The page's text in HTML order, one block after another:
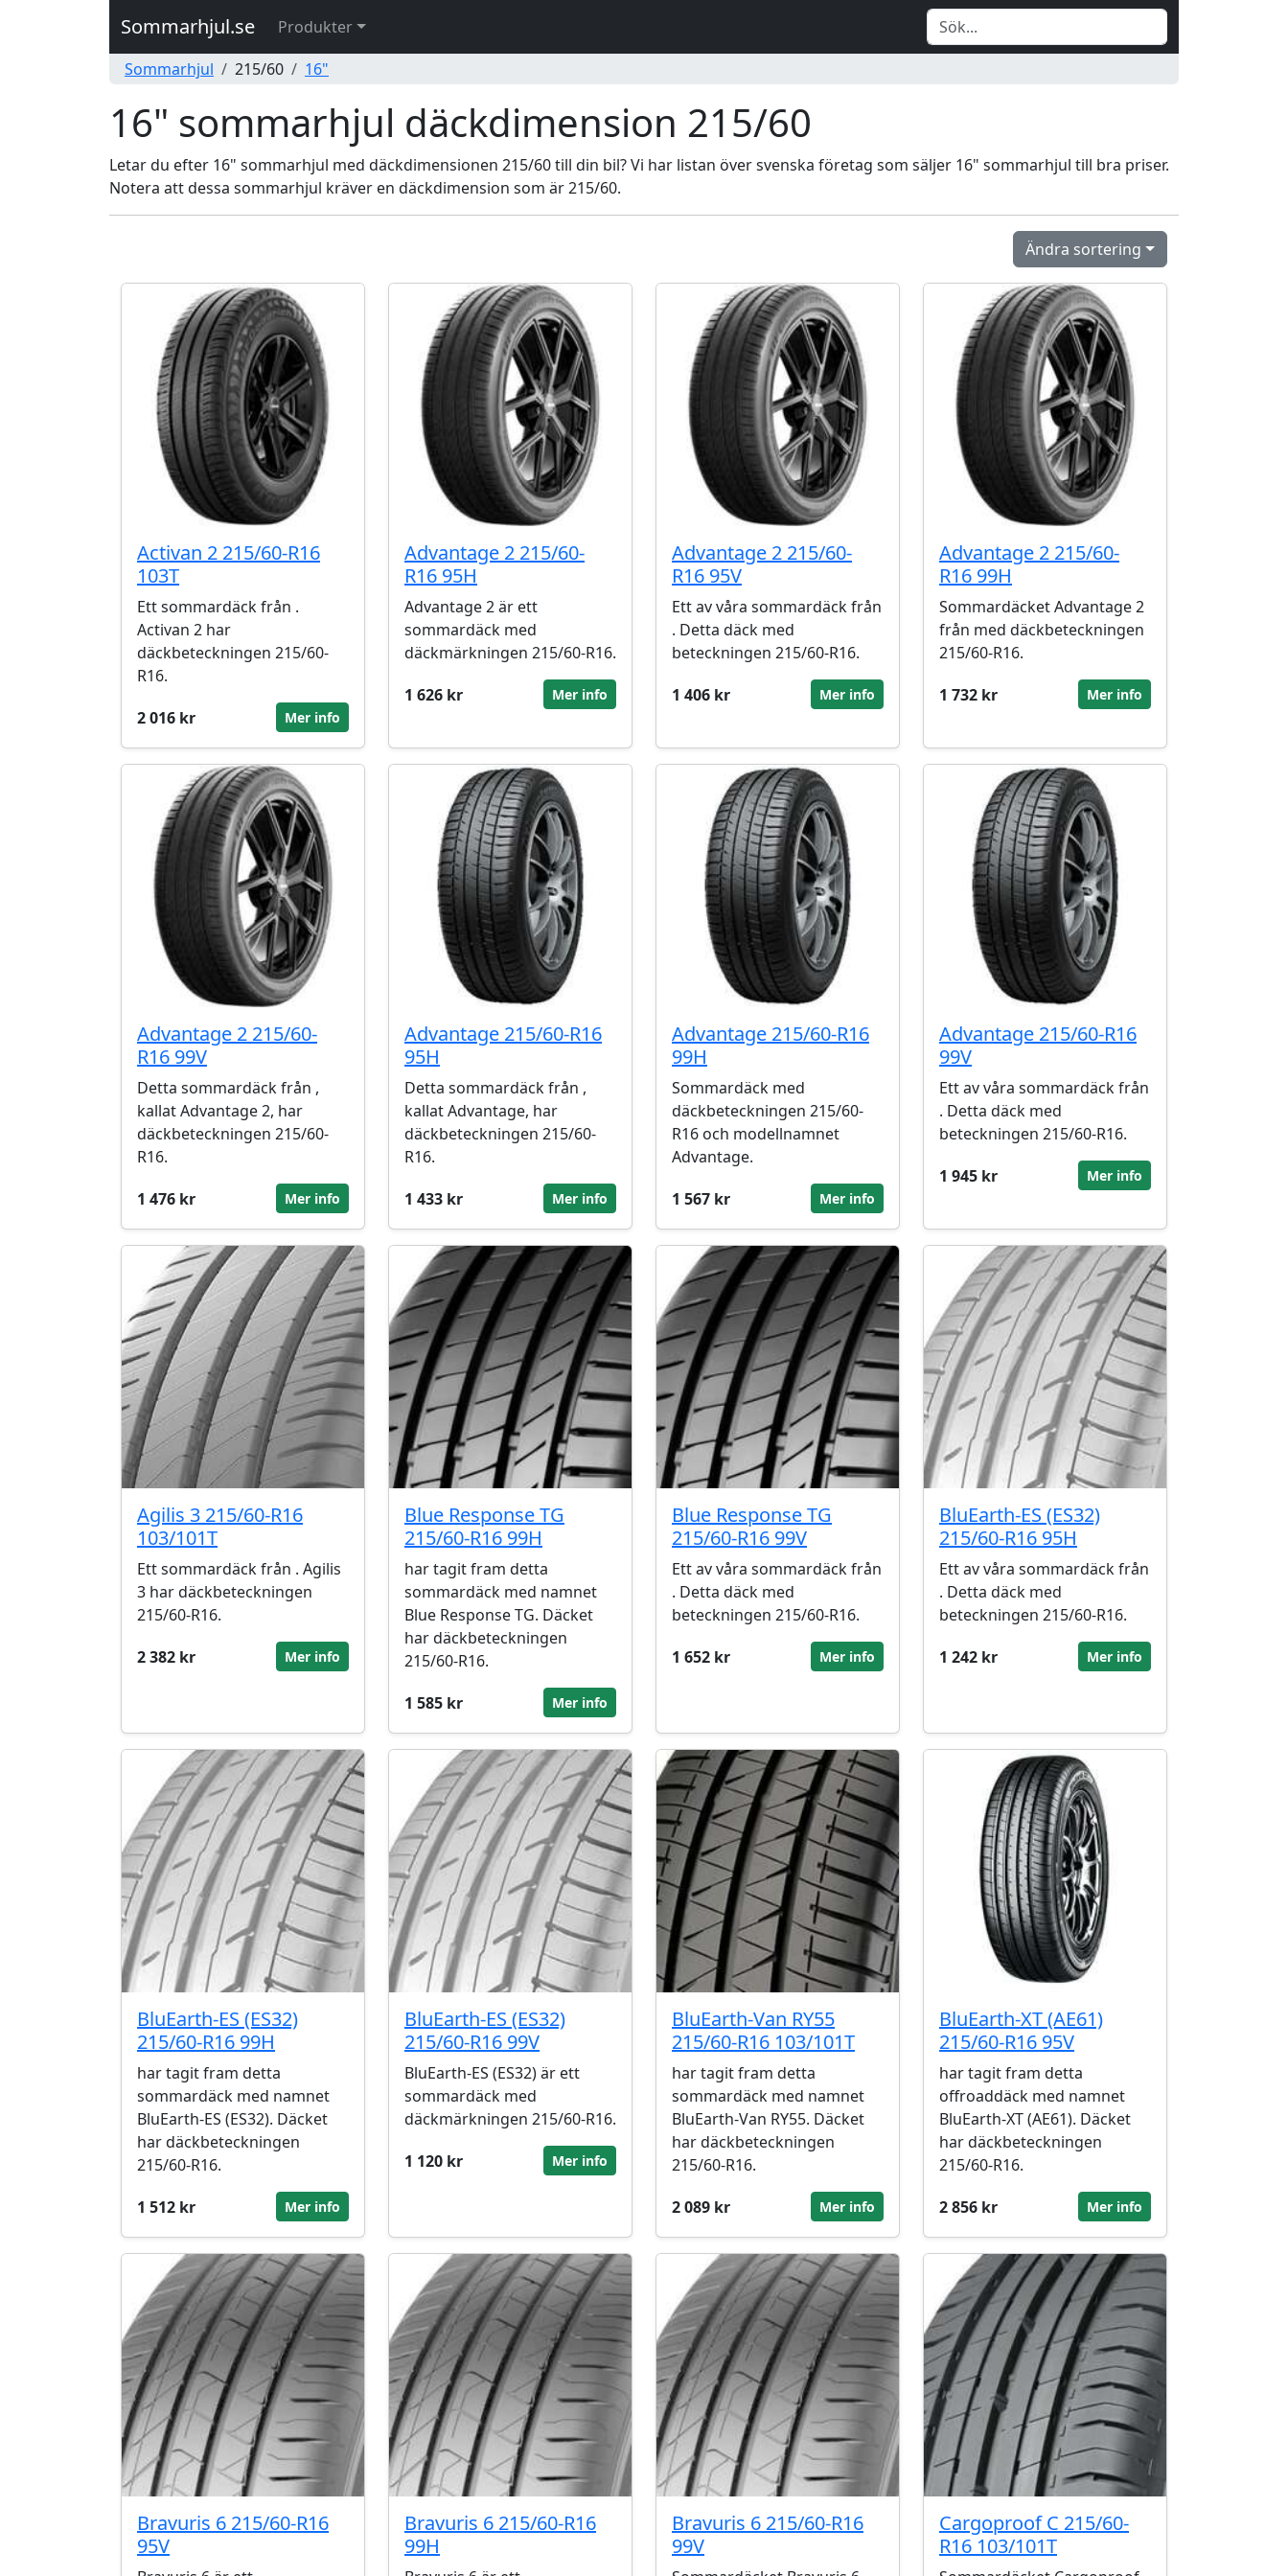
Sommarhjul.se
Produkter
Sommarhjul
215/60 16"
16" sommarhjul däckdimension 215/60
Letar du efter 16" sommarhjul med däckdimensionen 215/60 till din bil? Vi har listan över svenska företag som säljer 16" sommarhjul till bra priser.
Notera att dessa sommarhjul kräver en däckdimension som är 215/60.
Ändra sortering
Activan 2 215/60-R16
103T
Ett sommardäck från .
Activan 2 har
däckbeteckningen 215/60-
R16.
2 016 kr
Mer info
Advantage 2 215/60-
R16 95H
Advantage 2 är ett
sommardäck med
däckmärkningen 215/60-R16.
1 626 kr
Mer info
Advantage 2 215/60-
R16 95V
Ett av våra sommardäck från
. Detta däck med
beteckningen 215/60-R16.
1 406 kr
Mer info
Advantage 2 215/60-
R16 99H
Sommardäcket Advantage 2
från med däckbeteckningen
215/60-R16.
1 732 kr
Mer info
Advantage 2 215/60-
R16 99V
Detta sommardäck från ,
kallat Advantage 2, har
däckbeteckningen 215/60-
R16.
1 476 kr
Mer info
Advantage 215/60-R16
95H
Detta sommardäck från ,
kallat Advantage, har
däckbeteckningen 215/60-
R16.
1 433 kr
Mer info
Advantage 215/60-R16
99H
Sommardäck med
däckbeteckningen 215/60-
R16 och modellnamnet
Advantage.
1 567 kr
Mer info
Advantage 215/60-R16
99V
Ett av våra sommardäck från
. Detta däck med
beteckningen 215/60-R16.
1 945 kr
Mer info
Agilis 3 215/60-R16
103/101T
Ett sommardäck från . Agilis
3 har däckbeteckningen
215/60-R16.
2 382 kr
Mer info
Blue Response TG
215/60-R16 99H
har tagit fram detta
sommardäck med namnet
Blue Response TG. Däcket
har däckbeteckningen
215/60-R16.
1 585 kr
Mer info
Blue Response TG
215/60-R16 99V
Ett av våra sommardäck från
. Detta däck med
beteckningen 215/60-R16.
1 652 kr
Mer info
BluEarth-ES (ES32)
215/60-R16 95H
Ett av våra sommardäck från
. Detta däck med
beteckningen 215/60-R16.
1 242 kr
Mer info
BluEarth-ES (ES32)
215/60-R16 99H
har tagit fram detta
sommardäck med namnet
BluEarth-ES (ES32). Däcket
har däckbeteckningen
215/60-R16.
1 512 kr
Mer info
BluEarth-ES (ES32)
215/60-R16 99V
BluEarth-ES (ES32) är ett
sommardäck med
däckmärkningen 215/60-R16.
1 120 kr
Mer info
BluEarth-Van RY55
215/60-R16 103/101T
har tagit fram detta
sommardäck med namnet
BluEarth-Van RY55. Däcket
har däckbeteckningen
215/60-R16.
2 089 kr
Mer info
BluEarth-XT (AE61)
215/60-R16 95V
har tagit fram detta
offroaddäck med namnet
BluEarth-XT (AE61). Däcket
har däckbeteckningen
215/60-R16.
2 856 kr
Mer info
Bravuris 6 215/60-R16
95V
Bravuris 6 215/60-R16
99H
Bravuris 6 215/60-R16
99V
Cargoproof C 215/60-
R16 103/101T